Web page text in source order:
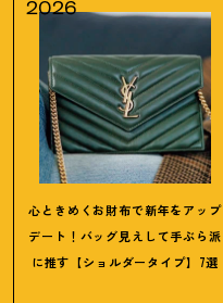
2026
心ときめくお財布で新年をアップ
デート ！ バッグ見えして手ぶら派
に推す【ショルダータイプ】7選